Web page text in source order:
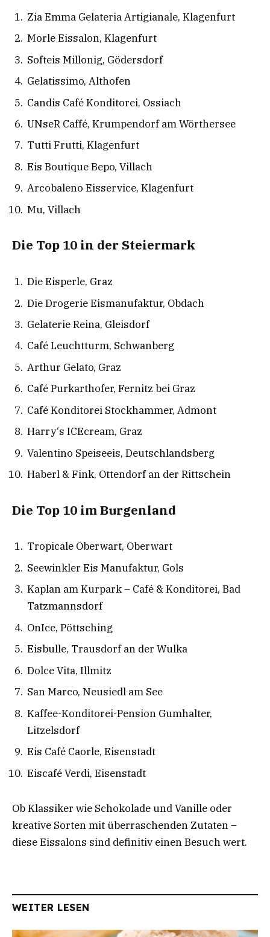
Zia Emma Gelateria Artigianale, Klagenfurt
Morle Eissalon, Klagenfurt
Softeis Millonig, Gödersdorf
Gelatissimo, Althofen
Candis Café Konditorei, Ossiach
UNseR Caffé, Krumpendorf am Wörthersee
Tutti Frutti, Klagenfurt
Eis Boutique Bepo, Villach
Arcobaleno Eisservice, Klagenfurt
Mu, Villach
Die Top 10 in der Steiermark
Die Eisperle, Graz
Die Drogerie Eismanufaktur, Obdach
Gelaterie Reina, Gleisdorf
Café Leuchtturm, Schwanberg
Arthur Gelato, Graz
Café Purkarthofer, Fernitz bei Graz
Café Konditorei Stockhammer, Admont
Harry‘s ICEcream, Graz
Valentino Speiseeis, Deutschlandsberg
Haberl & Fink, Ottendorf an der Rittschein
Die Top 10 im Burgenland
Tropicale Oberwart, Oberwart
Seewinkler Eis Manufaktur, Gols
Kaplan am Kurpark – Café & Konditorei, Bad
Tatzmannsdorf
OnIce, Pöttsching
Eisbulle, Trausdorf an der Wulka
Dolce Vita, Illmitz
San Marco, Neusiedl am See
Kaffee-Konditorei-Pension Gumhalter,
Litzelsdorf
Eis Café Caorle, Eisenstadt
Eiscafé Verdi, Eisenstadt
Ob Klassiker wie Schokolade und Vanille oder
kreative Sorten mit überraschenden Zutaten –
diese Eissalons sind definitiv einen Besuch wert.
WEITER LESEN